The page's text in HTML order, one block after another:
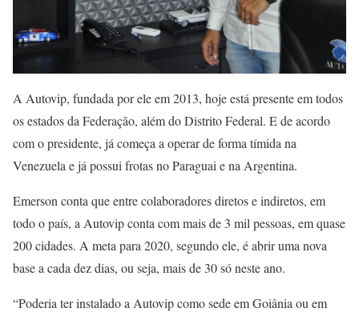
A Autovip, fundada por ele em 2013, hoje está presente em todos
os estados da Federação, além do Distrito Federal. E de acordo
com o presidente, já começa a operar de forma tímida na
Venezuela e já possui frotas no Paraguai e na Argentina.
Emerson conta que entre colaboradores diretos e indiretos, em
todo o país, a Autovip conta com mais de 3 mil pessoas, em quase
200 cidades. A meta para 2020, segundo ele, é abrir uma nova
base a cada dez dias, ou seja, mais de 30 só neste ano.
“Poderia ter instalado a Autovip como sede em Goiânia ou em